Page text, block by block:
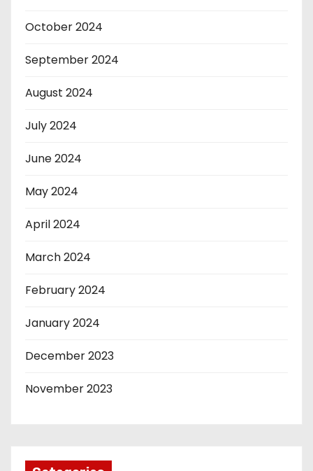
October 2024
September 2024
August 2024
July 2024
June 2024
May 2024
April 2024
March 2024
February 2024
January 2024
December 2023
November 2023